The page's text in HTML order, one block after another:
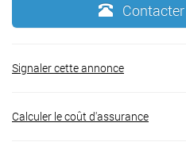
Signaler cette annonce
Calculer le coût d'assurance